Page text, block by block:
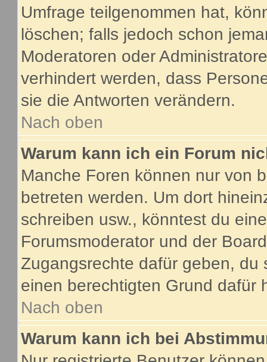
Umfrage teilgenommen hat,
löschen; falls jedoch schon
Moderatoren oder
verhindert werden, dass
sie die Antworten verändern.
Nach oben
Warum kann ich ein Forum
Manche Foren können nur von
betreten werden. Um dort
schreiben usw., könntest du
Forumsmoderator und der
Zugangsrechte dafür geben,
einen berechtigten Grund dafür
Nach oben
Warum kann ich bei